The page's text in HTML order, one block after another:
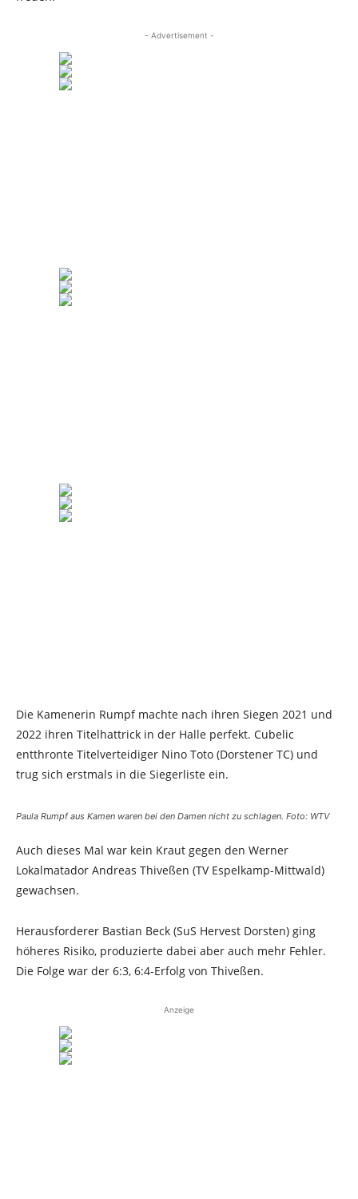
- Advertisement -
Die Kamenerin Rumpf machte nach ihren Siegen 2021 und
2022 ihren Titelhattrick in der Halle perfekt. Cubelic
entthronte Titelverteidiger Nino Toto (Dorstener TC) und
trug sich erstmals in die Siegerliste ein.
Paula Rumpf aus Kamen waren bei den Damen nicht zu schlagen. Foto: WTV
Auch dieses Mal war kein Kraut gegen den Werner
Lokalmatador Andreas Thiveßen (TV Espelkamp-Mittwald)
gewachsen.
Herausforderer Bastian Beck (SuS Hervest Dorsten) ging
höheres Risiko, produzierte dabei aber auch mehr Fehler.
Die Folge war der 6:3, 6:4-Erfolg von Thiveßen.
Anzeige